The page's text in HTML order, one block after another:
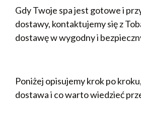
Gdy Twoje spa jest gotowe i
dostawy, kontaktujemy się z
dostawę w wygodny i
Poniżej opisujemy krok po
dostawa i co warto wiedzieć